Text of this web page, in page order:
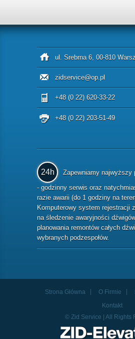
ul. Srebrna 6, 00-810
zidservice@op.pl
+48 (0 22) 620-33-22
+48 (0 22) 203-51-49
24h
Zapewniamy najwyższy
- godzinny serwis oraz
razie awarii (do 1 godziny na
Komputerowy system rejestracji
na śledzenie awaryjności
planowania remontów całych
wybranych podzespołów.
Strona Główna O Firmie
Kontakt
© Zid Service | All Rights